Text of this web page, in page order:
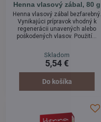
Henna vlasový zábal, 80 g
Henna vlasový zábal bezfarebný.
Vynikajúci prípravok vhodný k
regenerácii unavených alebo
poškodených vlasov. Použitím
ochranný film, ktorý vlas, chráni
a dodá mu prírodné výživné látky.
Jeho použitím dochádza k
výraznej regenerácii vlasov a k
ich spevneniu. Henna zábal
Skladom
5,54 €
Do košíka